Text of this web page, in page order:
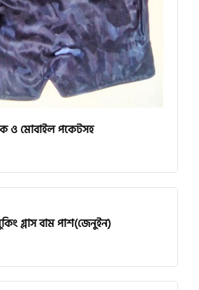
ও মোবাইল পকেটসহ
গ্লাস বাম পাশ(জেনুইন)